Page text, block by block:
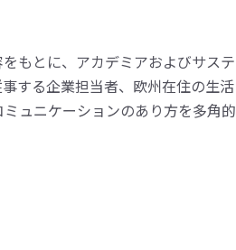
もとに、アカデミアおよびサステ
する企業担当者、欧州在住の生活
ュニケーションのあり方を多角的